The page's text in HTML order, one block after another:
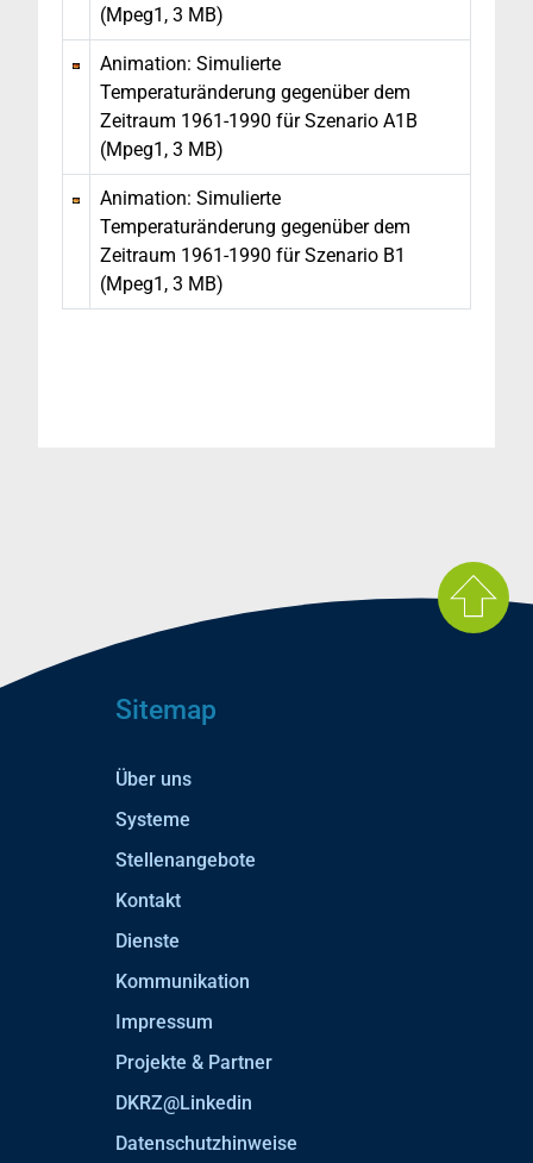
(Mpeg1, 3 MB)
Animation: Simulierte
Temperaturänderung gegenüber dem
Zeitraum 1961-1990 für Szenario A1B
(Mpeg1, 3 MB)
Animation: Simulierte
Temperaturänderung gegenüber dem
Zeitraum 1961-1990 für Szenario B1
(Mpeg1, 3 MB)
Sitemap
Über uns
Systeme
Stellenangebote
Kontakt
Dienste
Kommunikation
Impressum
Projekte & Partner
DKRZ@Linkedin
Datenschutzhinweise